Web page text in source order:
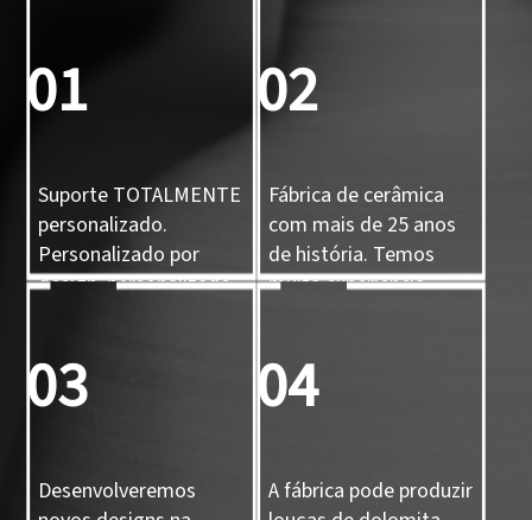
01
Suporte TOTALMENTE
personalizado.
Personalizado por
design, personalizado
molde 3D
02
Fábrica de cerâmica
com mais de 25 anos
de história. Temos
muita experiência.
03
Desenvolveremos
04
A fábrica pode produzir